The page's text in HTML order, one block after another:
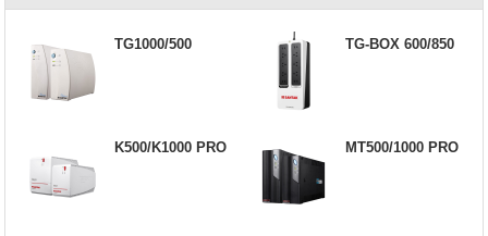
TG1000/500 TG-BOX 600/850
K500/K1000 PRO MT500/1000 PRO